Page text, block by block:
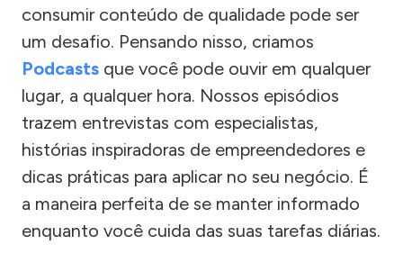
consumir conteúdo de qualidade pode ser
um desafio. Pensando nisso, criamos
Podcasts que você pode ouvir em qualquer
lugar, a qualquer hora. Nossos episódios
trazem entrevistas com especialistas,
histórias inspiradoras de empreendedores e
dicas práticas para aplicar no seu negócio. É
a maneira perfeita de se manter informado
enquanto você cuida das suas tarefas diárias.